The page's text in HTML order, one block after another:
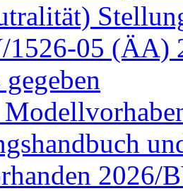
1526-05 (ÄA)
2026/